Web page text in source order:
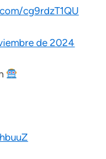
cg9rdzT1QU
de 2024